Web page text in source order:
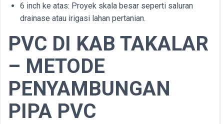
6 inch ke atas: Proyek skala besar seperti saluran
drainase atau irigasi lahan pertanian.
PVC DI KAB TAKALAR
– METODE
PENYAMBUNGAN
PIPA PVC